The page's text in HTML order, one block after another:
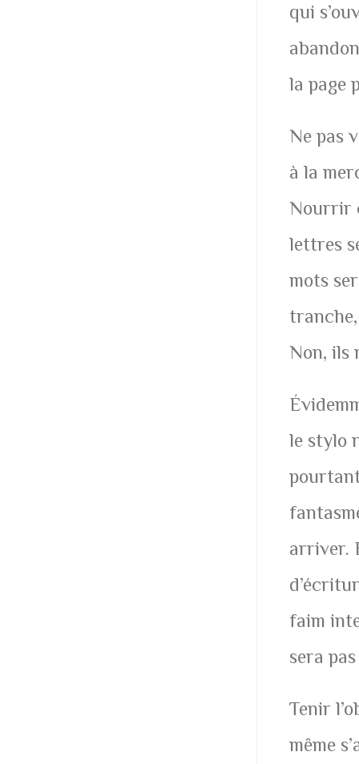
qui
la page
Ne pas
à la
Nourrir
lettres
mots
Non, ils
le stylo
arriver.
faim
sera
Tenir
même